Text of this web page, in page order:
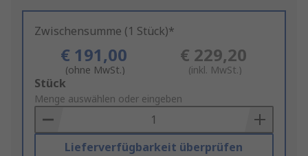
Zwischensumme (1 Stück)*
€ 191,00
(ohne MwSt.)
€ 229,20
(inkl. MwSt.)
Add
to
Basket
Stück
Menge auswählen oder eingeben
Lieferverfügbarkeit überprüfen